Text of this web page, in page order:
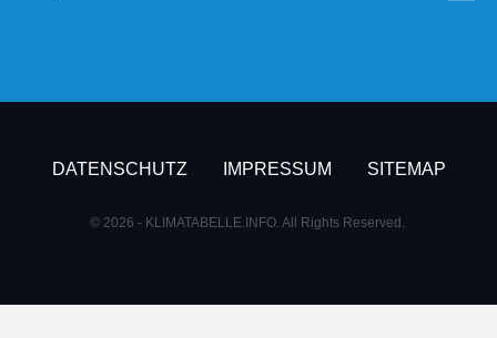
DATENSCHUTZ IMPRESSUM SITEMAP
© 2026 - KLIMATABELLE.INFO. All Rights Reserved.